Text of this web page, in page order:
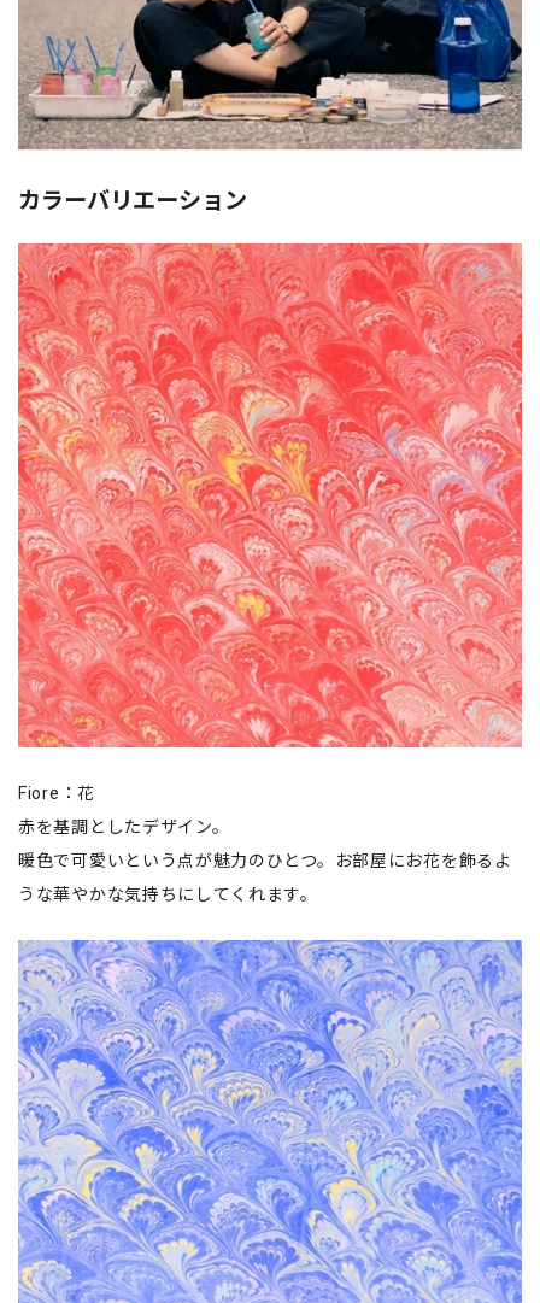
カラーバリエーション
Fiore：花
赤を基調としたデザイン。
暖色で可愛いという点が魅力のひとつ。お部屋にお花を飾るよ
うな華やかな気持ちにしてくれます。